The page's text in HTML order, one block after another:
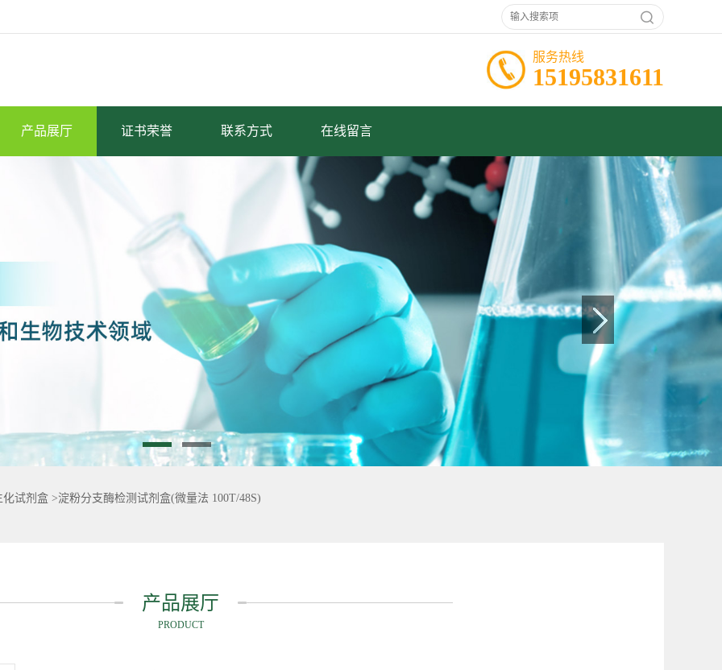
服务热线
15195831611
产品展厅 证书荣誉 联系方式 在线留言
化试剂盒 >淀粉分支酶检测试剂盒(微量法 100T/48S)
产品展厅
PRODUCT